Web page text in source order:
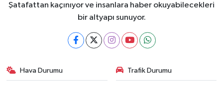
Şatafattan kaçınıyor ve insanlara haber okuyabilecekleri
bir altyapı sunuyor.
Hava Durumu Trafik Durumu